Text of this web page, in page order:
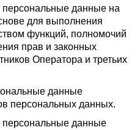
данные на
для выполнения
функций, полномочий
прав и законных
Оператора и третьих
данные
персональных данных.
персональные данные